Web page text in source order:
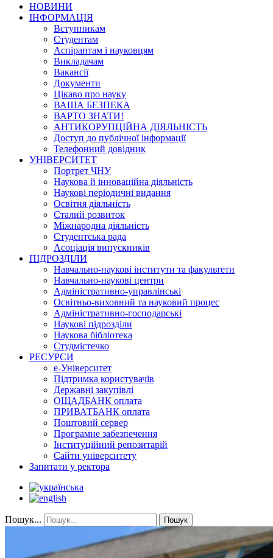
НОВИНИ
ІНФОРМАЦІЯ
Вступникам
Студентам
Аспірантам і науковцям
Викладачам
Вакансії
Документи
Цікаво про науку
ВАША БЕЗПЕКА
ВАРТО ЗНАТИ!
АНТИКОРУПЦІЙНА ДІЯЛЬНІСТЬ
Доступ до публічної інформації
Телефонний довідник
УНІВЕРСИТЕТ
Портрет ЧНУ
Наукова й інноваційна діяльність
Наукові періодичні видання
Освітня діяльність
Сталий розвиток
Міжнародна діяльність
Студентська рада
Асоціація випускників
ПІДРОЗДІЛИ
Навчально-наукові інститути та факультети
Навчально-наукові центри
Адміністративно-управлінські
Освітньо-виховний та науковий процес
Адміністративно-господарські
Наукові підрозділи
Наукова бібліотека
Студмістечко
РЕСУРСИ
е-Університет
Підтримка користувачів
Державні закупівлі
ОЩАДБАНК оплата
ПРИВАТБАНК оплата
Поштовий сервер
Програмне забезпечення
Інституційний репозитарій
Сайти університету
Запитати у ректора
Пошук... Пошук